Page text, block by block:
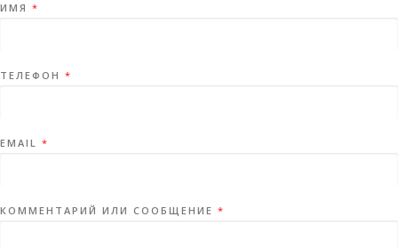
ИМЯ *
ТЕЛЕФОН *
EMAIL *
КОММЕНТАРИЙ ИЛИ СООБЩЕНИЕ *